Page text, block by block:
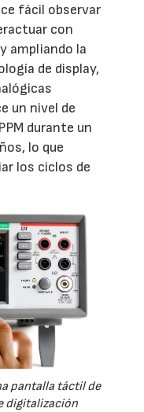
fácil observar
con
ampliando la
de display,
un nivel de
durante un
lo que
los ciclos de
pantalla táctil de
digitalización